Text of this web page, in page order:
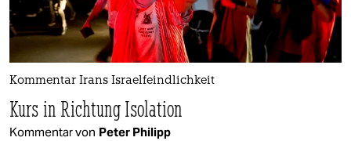
Kommentar Irans Israelfeindlichkeit
Kurs in Richtung Isolation
Kommentar von Peter Philipp